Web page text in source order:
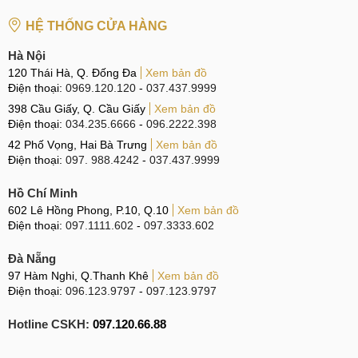
nghề cao.
Quý khách được kí tên lên linh kiện và bảo quản thiết
bị cẩn thận trong quá trình sửa chữa, thay thế.
Thời gian hậu mãi dài hạn từ 6 đến 12 tháng, nhiều
chương trình ưu đãi.
Địa chỉ sửa nguồn chất lượng cao
Dấu hiệu và nguyên nhân
Hiện nay, OPPO A74 hỏng nguồn là tình trạng chung
thường thấy của các dòng điện thoại thông minh. Khi điện
thoại bị lỗi nguồn, trước hết người dùng cần biết được
những biểu hiện và nguyên nhân khiến OPPO A74 mở
HỆ THỐNG CỬA HÀNG
Hà Nội
120 Thái Hà, Q. Đống Đa
Xem bản đồ
Điện thoại: 0969.120.120 - 037.437.9999
398 Cầu Giấy, Q. Cầu Giấy
Xem bản đồ
Điện thoại: 034.235.6666 - 096.2222.398
42 Phố Vọng, Hai Bà Trưng
Xem bản đồ
Điện thoại: 097. 988.4242 - 037.437.9999
Hồ Chí Minh
602 Lê Hồng Phong, P.10, Q.10
Xem bản đồ
Điện thoại: 097.1111.602 - 097.3333.602
Đà Nẵng
97 Hàm Nghi, Q.Thanh Khê
Xem bản đồ
Điện thoại: 096.123.9797 - 097.123.9797
Hotline CSKH: 097.120.66.88